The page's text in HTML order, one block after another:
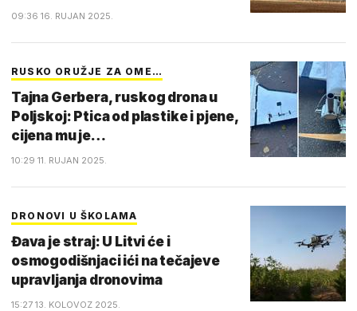
09:36 16. RUJAN 2025.
RUSKO ORUŽJE ZA OME…
Tajna Gerbera, ruskog drona u
Poljskoj: Ptica od plastike i pjene,
cijena mu je…
10:29 11. RUJAN 2025.
DRONOVI U ŠKOLAMA
Đava je straj: U Litvi će i
osmogodišnjaci ići na tečajeve
upravljanja dronovima
15:27 13. KOLOVOZ 2025.